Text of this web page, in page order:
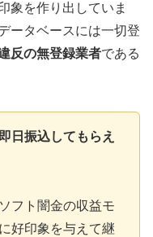
象を作り出していま
ータベースには一切登
反の無登録業者である
日振込してもらえ
フト闇金の収益モ
好印象を与えて継